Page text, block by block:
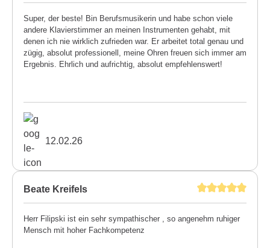
Super, der beste! Bin Berufsmusikerin und habe schon viele
andere Klavierstimmer an meinen Instrumenten gehabt, mit
denen ich nie wirklich zufrieden war. Er arbeitet total genau und
zügig, absolut professionell, meine Ohren freuen sich immer am
Ergebnis. Ehrlich und aufrichtig, absolut empfehlenswert!
12.02.26
Beate Kreifels
Herr Filipski ist ein sehr sympathischer , so angenehm ruhiger
Mensch mit hoher Fachkompetenz